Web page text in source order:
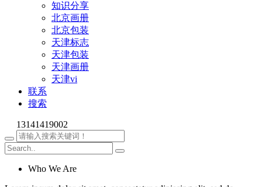
知识分享
北京画册
北京包装
天津标志
天津包装
天津画册
天津vi
联系
搜索
13141419002
Who We Are